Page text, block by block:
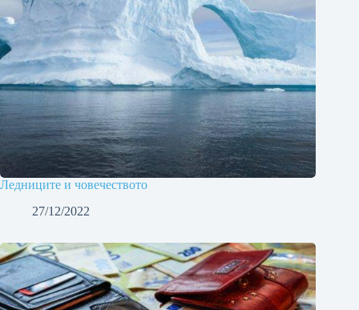
Ледниците и човечеството
27/12/2022